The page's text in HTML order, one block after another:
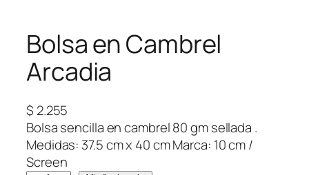
Bolsa en Cambrel
Arcadia
$ 2.255
Bolsa sencilla en cambrel 80 gm sellada .
Medidas: 37.5 cm x 40 cm Marca: 10 cm /
Screen